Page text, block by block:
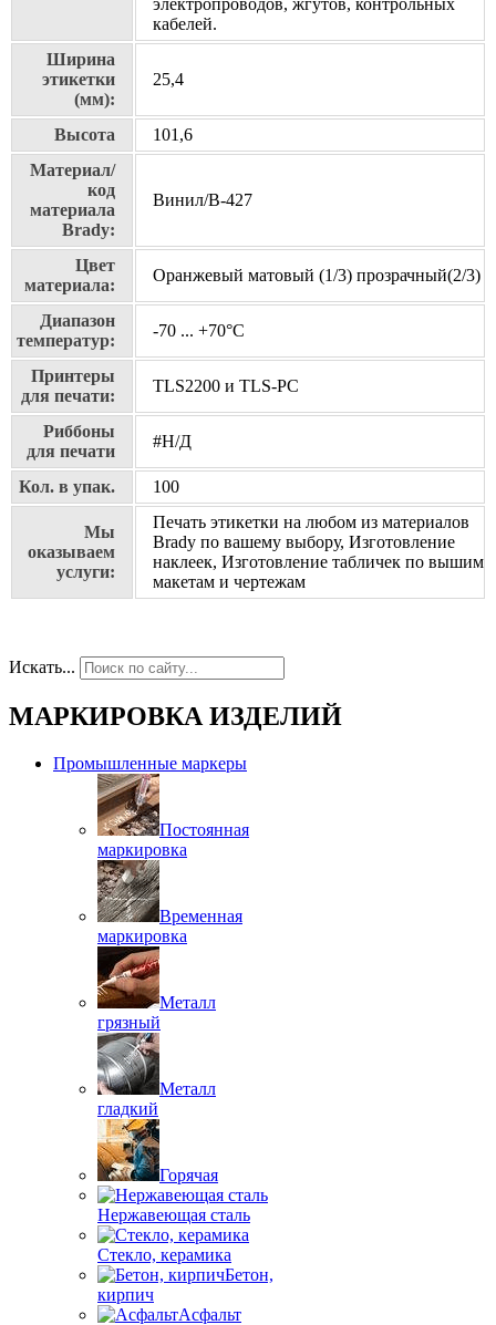
электропроводов, жгутов, контрольных
кабелей.
Ширина
этикетки
(мм):
25,4
Высота
101,6
Материал/
код
материала
Brady:
Винил/В-427
Цвет
материала:
Оранжевый матовый (1/3) прозрачный(2/3)
Диапазон
температур:
-70 ... +70°С
Принтеры
для печати:
TLS2200 и TLS-PC
Риббоны
для печати
#Н/Д
Кол. в упак. 100
Мы
оказываем
услуги:
Печать этикетки на любом из материалов
Brady по вашему выбору, Изготовление
наклеек, Изготовление табличек по вышим
макетам и чертежам
Искать...
МАРКИРОВКА ИЗДЕЛИЙ
Промышленные маркеры
Постоянная
маркировка
Временная
маркировка
Металл
грязный
Металл
гладкий
Горячая
Нержавеющая сталь
Стекло, керамика
Бетон,
кирпич
Асфальт